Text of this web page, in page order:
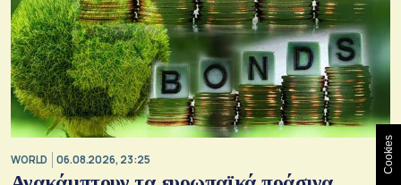
WORLD 06.08.2026, 23:25 Cookies